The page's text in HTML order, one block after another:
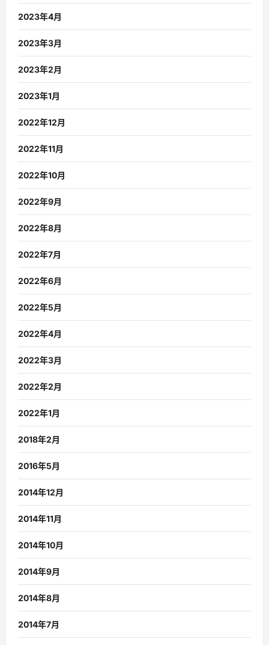
2023年4月
2023年3月
2023年2月
2023年1月
2022年12月
2022年11月
2022年10月
2022年9月
2022年8月
2022年7月
2022年6月
2022年5月
2022年4月
2022年3月
2022年2月
2022年1月
2018年2月
2016年5月
2014年12月
2014年11月
2014年10月
2014年9月
2014年8月
2014年7月